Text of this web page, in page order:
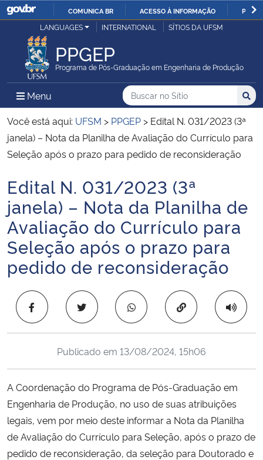
IR
COMUNICA BR ACESSO À INFORMAÇÃO
Ministério da Justiça e Segurança Pública
Ministério da Defesa
Ministério das Relações Exteriores
Ministério da Economia
Ministério da Infraestrutura
Ministério da Agricultura, Pecuária e Abastecimento
Ministério da Educação
Ministério da Cidadania
Ministério da Saúde
Ministério de Minas e Energia
Ministério da Ciência, Tecnologia, Inovações e Comunicações
Ministério do Meio Ambiente
Ministério do Turismo
LANGUAGES INTERNATIONAL SÍTIOS DA UFSM
PPGEP
Programa de Pós-Graduação em Engenharia de Produção
Menu Menu Principal do Sítio
Busca
Buscar no no Sítio
Busca:
Você está aqui: UFSM > PPGEP > Edital N. 031/2023 (3ª
janela) – Nota da Planilha de Avaliação do Currículo para
Seleção após o prazo para pedido de reconsideração
Início do conteúdo
Edital N. 031/2023 (3ª
janela) – Nota da Planilha de
Avaliação do Currículo para
Seleção após o prazo para
pedido de reconsideração
Copiar para área
Publicado em 13/08/2024, 15h06
A Coordenação do Programa de Pós-Graduação em
Engenharia de Produção, no uso de suas atribuições
legais, vem por meio deste informar a Nota da Planilha
de Avaliação do Currículo para Seleção, após o prazo de
pedido de reconsideração, da seleção para Doutorado e